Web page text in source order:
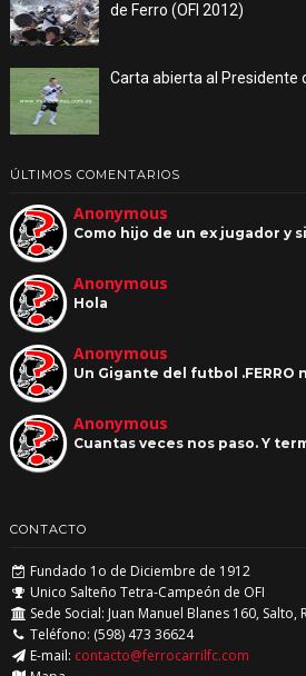
de Ferro (OFI 2012)
Carta abierta al Presidente
ÚLTIMOS COMENTARIOS
Anonymous
Como hijo de un ex jugador y
Anonymous
Hola
Anonymous
Un Gigante del futbol .FERRO
Anonymous
Cuantas veces nos paso. Y
CONTACTO
Fundado 1o de Diciembre de 1912
Unico Salteño Tetra-Campeón de OFI
Sede Social: Juan Manuel Blanes 160, Salto,
Teléfono: (598) 473 36624
E-mail: contacto@ferrocarrilfc.com